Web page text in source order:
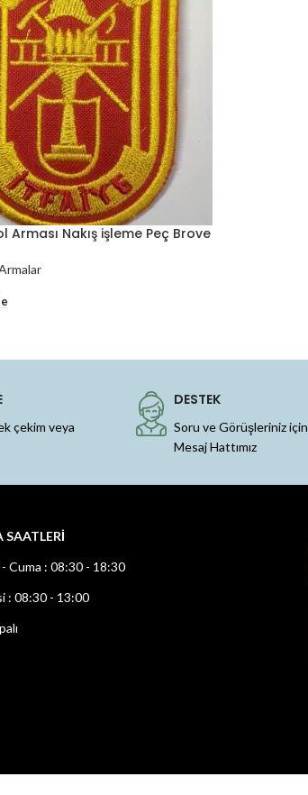
Arması Nakış işleme Peç Brove
çekim veya
DESTEK
Soru ve Görüşleriniz
Mesaj Hattımız
SAATLERİ
Cuma : 08:30 - 18:30
: 08:30 - 13:00